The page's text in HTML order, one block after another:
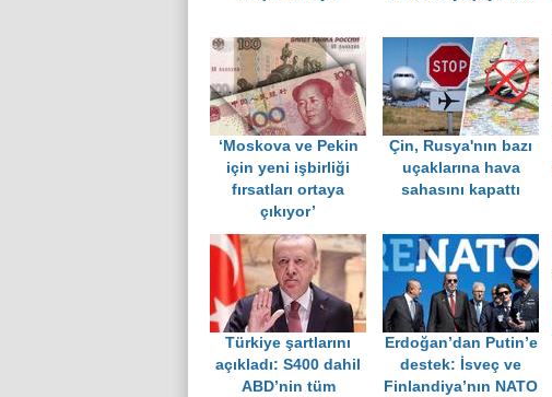
‘Moskova ve Pekin
için yeni işbirliği
fırsatları ortaya
çıkıyor’
Çin, Rusya'nın bazı
uçaklarına hava
sahasını kapattı
Türkiye şartlarını
açıkladı: S400 dahil
ABD’nin tüm
Erdoğan’dan Putin’e
destek: İsveç ve
Finlandiya’nın NATO